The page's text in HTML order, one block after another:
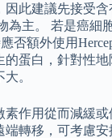
建議先接受
主。 若是癌
額外使用
蛋白，針對性
。
作用從而減緩
轉移，可考慮